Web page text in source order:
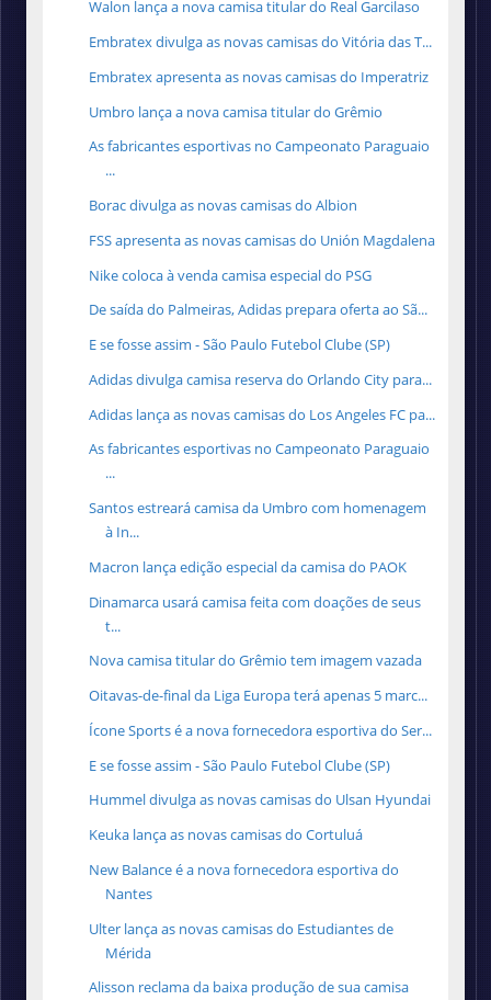
Walon lança a nova camisa titular do Real Garcilaso
Embratex divulga as novas camisas do Vitória das T...
Embratex apresenta as novas camisas do Imperatriz
Umbro lança a nova camisa titular do Grêmio
As fabricantes esportivas no Campeonato Paraguaio
...
Borac divulga as novas camisas do Albion
FSS apresenta as novas camisas do Unión Magdalena
Nike coloca à venda camisa especial do PSG
De saída do Palmeiras, Adidas prepara oferta ao Sã...
E se fosse assim - São Paulo Futebol Clube (SP)
Adidas divulga camisa reserva do Orlando City para...
Adidas lança as novas camisas do Los Angeles FC pa...
As fabricantes esportivas no Campeonato Paraguaio
...
Santos estreará camisa da Umbro com homenagem
à In...
Macron lança edição especial da camisa do PAOK
Dinamarca usará camisa feita com doações de seus
t...
Nova camisa titular do Grêmio tem imagem vazada
Oitavas-de-final da Liga Europa terá apenas 5 marc...
Ícone Sports é a nova fornecedora esportiva do Ser...
E se fosse assim - São Paulo Futebol Clube (SP)
Hummel divulga as novas camisas do Ulsan Hyundai
Keuka lança as novas camisas do Cortuluá
New Balance é a nova fornecedora esportiva do
Nantes
Ulter lança as novas camisas do Estudiantes de
Mérida
Alisson reclama da baixa produção de sua camisa